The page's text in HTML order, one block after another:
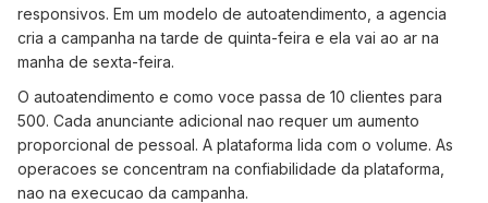
responsivos. Em um modelo de autoatendimento, a agencia
cria a campanha na tarde de quinta-feira e ela vai ao ar na
manha de sexta-feira.
O autoatendimento e como voce passa de 10 clientes para
500. Cada anunciante adicional nao requer um aumento
proporcional de pessoal. A plataforma lida com o volume. As
operacoes se concentram na confiabilidade da plataforma,
nao na execucao da campanha.